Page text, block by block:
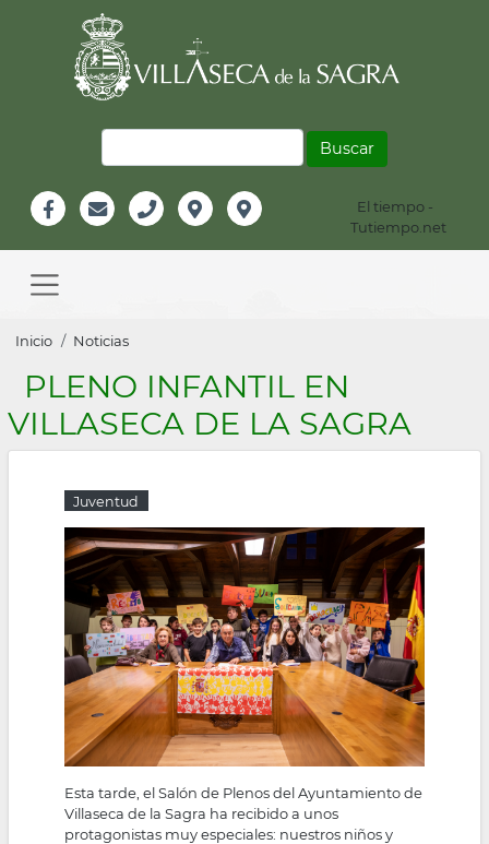
Información
Header
El tiempo -
Tutiempo.net
navigation
Sobrescribir
enlaces
de
ayuda
navegación
Inicio Noticias
PLENO INFANTIL EN
VILLASECA DE LA SAGRA
Juventud
Esta tarde, el Salón de Plenos del Ayuntamiento de
Villaseca de la Sagra ha recibido a unos
protagonistas muy especiales: nuestros niños y